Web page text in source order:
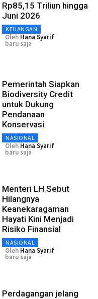
Rp85,15 Triliun hingga
Juni 2026
KEUANGAN
Oleh Hana Syarif
baru saja
Pemerintah Siapkan
Biodiversity Credit
untuk Dukung
Pendanaan
Konservasi
NASIONAL
Oleh Hana Syarif
baru saja
Menteri LH Sebut
Hilangnya
Keanekaragaman
Hayati Kini Menjadi
Risiko Finansial
NASIONAL
Oleh Hana Syarif
baru saja
Perdagangan jelang